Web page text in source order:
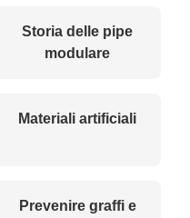
Storia delle pipe
modulare
Materiali artificiali
Prevenire graffi e